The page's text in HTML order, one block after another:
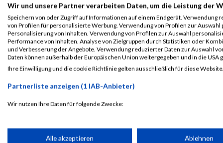
1084
Florian Adomeit
905
Bodo Geerds
1005
Markus Heudecker
1002
Christian Heick
1000
Gabi Hansen
1043
Lukas
Marius
Wir und unsere Partner verarbeiten Daten, um die Leistung der
Speichern von oder Zugriff auf Informationen auf einem Endgerät. Verwendung
von Profilen für personalisierte Werbung. Verwendung von Profilen zur
Personalisierung von Inhalten. Verwendung von Profilen zur Auswahl
Performance von Inhalten. Analyse von Zielgruppen durch Statistiken oder
und Verbesserung der Angebote. Verwendung reduzierter Daten zur Auswahl
Daten können außerhalb der Europäischen Union weitergegeben und in die USA
Ihre Einwilligung und die cookie Richtlinie gelten ausschließlich für diese
Partnerliste anzeigen (1 IAB-Anbieter)
Wir nutzen Ihre Daten für folgende Zwecke:
Speichern von oder Zugriff auf Informationen auf einem
Alle akzeptieren Ablehnen